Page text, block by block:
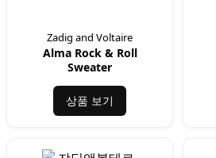
Zadig and Voltaire
Alma Rock & Roll
Sweater
상품 보기